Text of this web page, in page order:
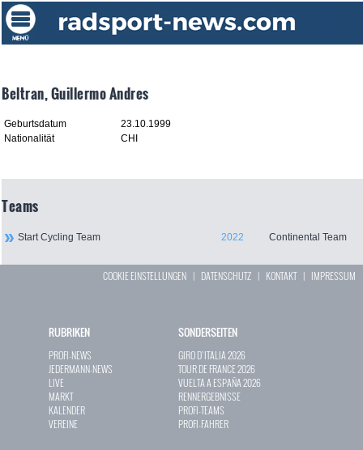
Beltran, Guillermo Andres
Geburtsdatum
23.10.1999
Nationalität
CHI
Teams
Start Cycling Team 2022 Continental Team
COOKIE EINSTELLUNGEN | DATENSCHUTZ | KONTAKT| IMPRESSUM
RUBRIKEN
PROFI-NEWS
JEDERMANN-NEWS
LIVE
MARKT
KALENDER
VEREINE
SONDERSEITEN
GIRO D`ITALIA 2026
TOUR DE FRANCE 2026
VUELTA A ESPAÑA 2026
RENNERGEBNISSE
PROFI-TEAMS
PROFI-FAHRER